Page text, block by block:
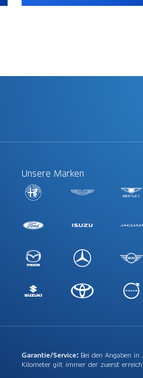
Unsere Marken
Garantie/Service: Bei den Angaben in
Kilometer gilt immer der zuerst